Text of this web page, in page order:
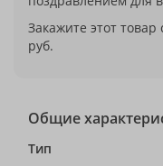
Закажите этот
руб.
Общие
Тип